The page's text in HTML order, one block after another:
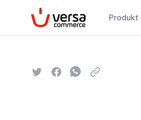
VersaCommerce Produkt
TwitterFacebookWhatsapp
Email